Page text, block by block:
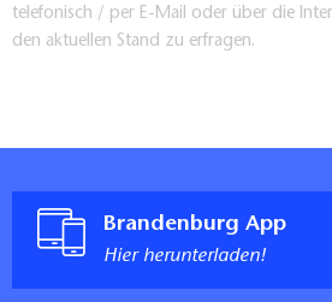
telefonisch / per E-Mail oder über die
den aktuellen Stand zu erfragen.
Brandenburg App
Hier herunterladen!